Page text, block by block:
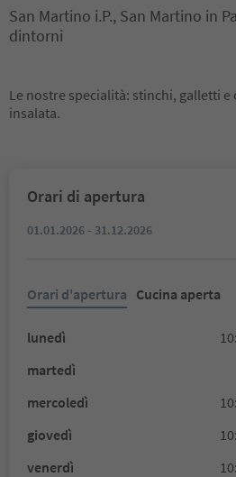
San Martino i.P., San Martino in
dintorni
Le nostre specialità: stinchi, galletti
insalata.
Orari di apertura
01.01.2026 - 31.12.2026
Orari d'apertura Cucina aperta
lunedì
martedì
mercoledì
giovedì
venerdì